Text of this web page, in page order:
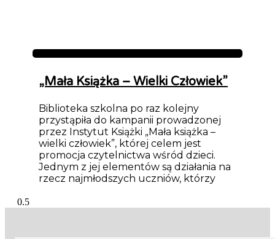
Aktualności
„Mała Książka – Wielki Człowiek”
Biblioteka szkolna po raz kolejny
przystąpiła do kampanii prowadzonej
przez Instytut Książki „Mała książka –
wielki człowiek”, której celem jest
promocja czytelnictwa wśród dzieci.
Jednym z jej elementów są działania na
rzecz najmłodszych uczniów, którzy